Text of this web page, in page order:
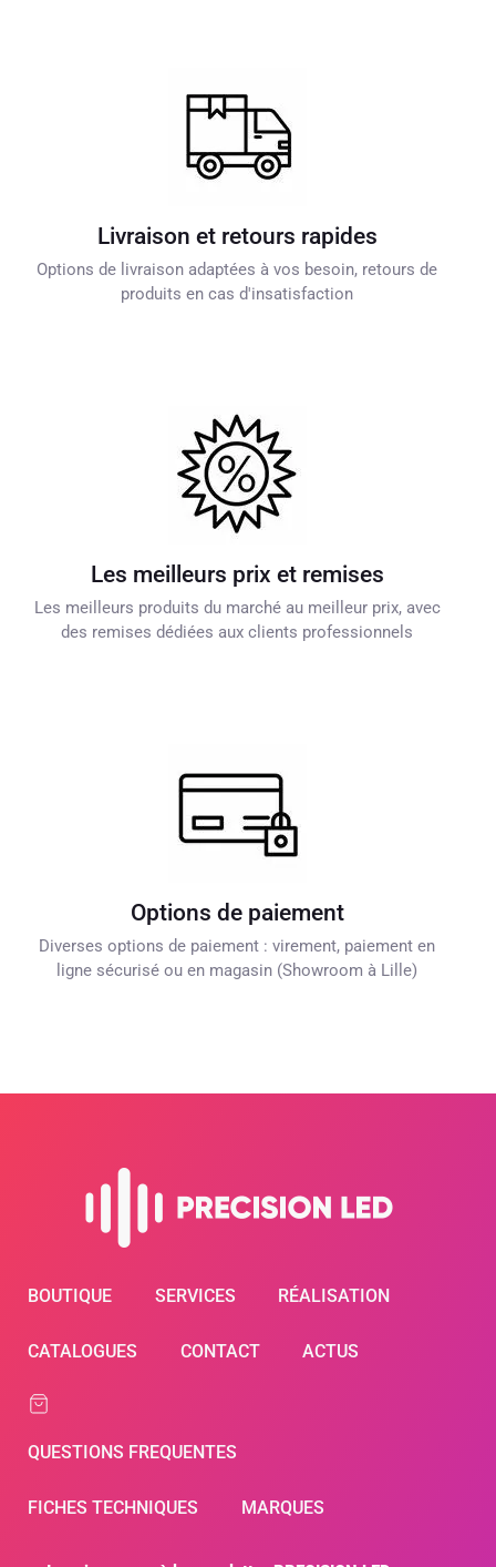
Livraison et retours rapides
Options de livraison adaptées à vos besoin, retours de
produits en cas d'insatisfaction
Les meilleurs prix et remises
Les meilleurs produits du marché au meilleur prix, avec
des remises dédiées aux clients professionnels
Options de paiement
Diverses options de paiement : virement, paiement en
ligne sécurisé ou en magasin (Showroom à Lille)
BOUTIQUE SERVICES RÉALISATION
CATALOGUES CONTACT ACTUS
QUESTIONS FREQUENTES
FICHES TECHNIQUES MARQUES